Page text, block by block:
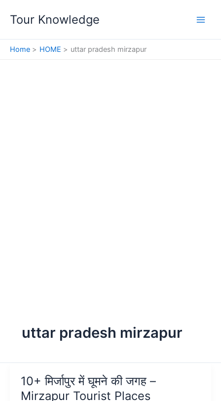
Tour Knowledge
Home HOME uttar pradesh mirzapur
uttar pradesh mirzapur
10+ मिर्जापुर में घूमने की जगह –
Mirzapur Tourist Places